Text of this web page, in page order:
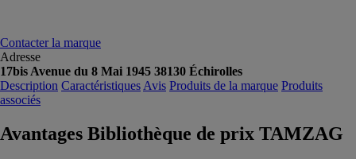
Contacter la marque
Adresse
17bis Avenue du 8 Mai 1945 38130 Échirolles
Description Caractéristiques Avis Produits de la marque Produits
associés
Avantages Bibliothèque de prix TAMZAG